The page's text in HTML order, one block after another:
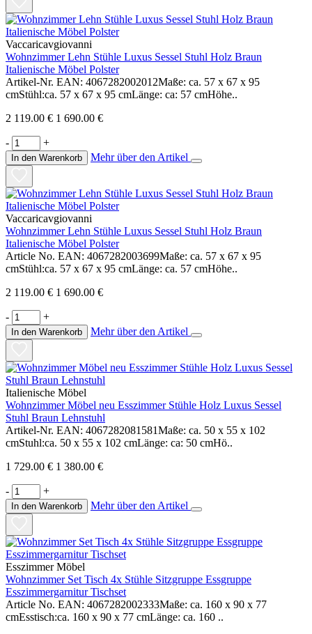
Vaccaricavgiovanni
Wohnzimmer Lehn Stühle Luxus Sessel Stuhl Holz Braun
Italienische Möbel Polster
Artikel-Nr. EAN: 4067282002012Maße: ca. 57 x 67 x 95
cmStühl:ca. 57 x 67 x 95 cmLänge: ca: 57 cmHöhe..
2 119.00 € 1 690.00 €
- +
In den Warenkorb Mehr über den Artikel
Vaccaricavgiovanni
Wohnzimmer Lehn Stühle Luxus Sessel Stuhl Holz Braun
Italienische Möbel Polster
Article No. EAN: 4067282003699Maße: ca. 57 x 67 x 95
cmStühl:ca. 57 x 67 x 95 cmLänge: ca. 57 cmHöhe..
2 119.00 € 1 690.00 €
- +
In den Warenkorb Mehr über den Artikel
Italienische Möbel
Wohnzimmer Möbel neu Esszimmer Stühle Holz Luxus Sessel
Stuhl Braun Lehnstuhl
Artikel-Nr. EAN: 4067282081581Maße: ca. 50 x 55 x 102
cmStuhl:ca. 50 x 55 x 102 cmLänge: ca: 50 cmHö..
1 729.00 € 1 380.00 €
- +
In den Warenkorb Mehr über den Artikel
Esszimmer Möbel
Wohnzimmer Set Tisch 4x Stühle Sitzgruppe Essgruppe
Esszimmergarnitur Tischset
Article No. EAN: 4067282002333Maße: ca. 160 x 90 x 77
cmEsstisch:ca. 160 x 90 x 77 cmLänge: ca. 160 ..